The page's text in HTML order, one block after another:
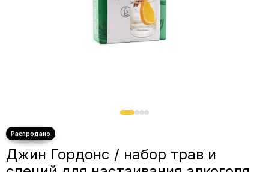
Джин Гордонс / набор трав и